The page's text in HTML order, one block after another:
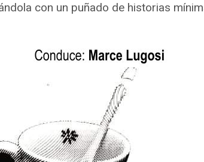
con un puñado de historias